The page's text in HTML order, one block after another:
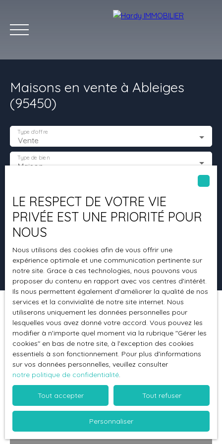
Accueil Les villes qu'on aime
Maisons en vente à Ableiges
(95450)
Vente
Type d'offre
Maison
Type de bien
Budget max (€)
Surface min (m²)
Rechercher
Pertinence
Trier par Créer une alerte
Vendu
LE RESPECT DE VOTRE VIE
PRIVÉE EST UNE PRIORITÉ POUR
NOUS
Nous utilisons des cookies afin de vous offrir une
expérience optimale et une communication pertinente sur
notre site. Grace à ces technologies, nous pouvons vous
proposer du contenu en rapport avec vos centres d'intérêt.
Ils nous permettent également d'améliorer la qualité de nos
services et la convivialité de notre site internet. Nous
utiliserons uniquement les données personnelles pour
lesquelles vous avez donné votre accord. Vous pouvez les
modifier à n'importe quel moment via la rubrique ″Gérer les
cookies″ en bas de notre site, à l'exception des cookies
essentiels à son fonctionnement. Pour plus d'informations
sur vos données personnelles, veuillez consulter
notre politique de confidentialité.
Tout accepter Tout refuser
Personnaliser